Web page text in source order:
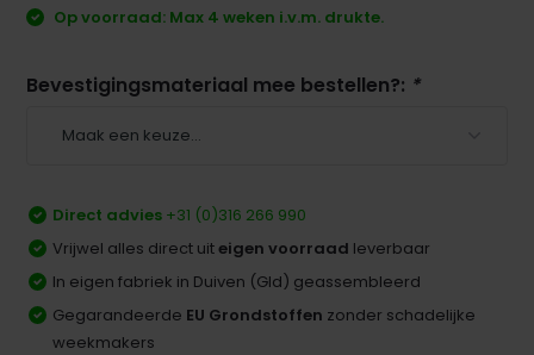
Op voorraad: Max 4 weken i.v.m. drukte.
Bevestigingsmateriaal mee bestellen?: *
Direct advies +31 (0)316 266 990
Vrijwel alles direct uiteigen voorraad leverbaar
In eigen fabriek in Duiven (Gld) geassembleerd
Gegarandeerde EU Grondstoffen zonder schadelijke
weekmakers